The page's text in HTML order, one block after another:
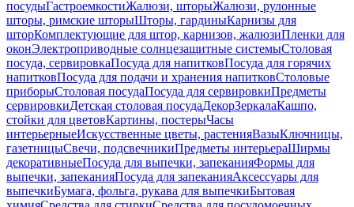
посудыГастроемкостиЖалюзи, шторыЖалюзи, рулонные
шторы, римские шторыШторы, гардиныКарнизы для
шторКомплектующие для штор, карнизов, жалюзиПленки для
оконЭлектроприводные солнцезащитные системыСтоловая
посуда, сервировкаПосуда для напитковПосуда для горячих
напитковПосуда для подачи и хранения напитковСтоловые
приборыСтоловая посудаПосуда для сервировкиПредметы
сервировкиДетская столовая посудаДекорЗеркалаКашпо,
стойки для цветовКартины, постерыЧасы
интерьерныеИскусственные цветы, растенияВазыКлючницы,
газетницыСвечи, подсвечникиПредметы интерьераШирмы
декоративныеПосуда для выпечки, запеканияФормы для
выпечки, запеканияПосуда для запеканияАксессуары для
выпечкиБумага, фольга, рукава для выпечкиБытовая